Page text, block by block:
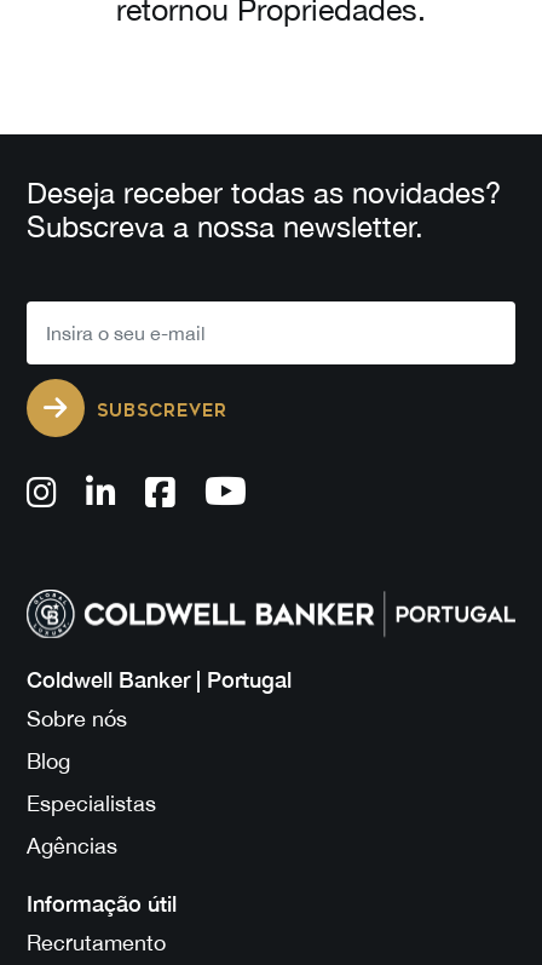
retornou Propriedades.
Deseja receber todas as novidades?
Subscreva a nossa newsletter.
SUBSCREVER
Coldwell Banker | Portugal
Sobre nós
Blog
Especialistas
Agências
Informação útil
Recrutamento